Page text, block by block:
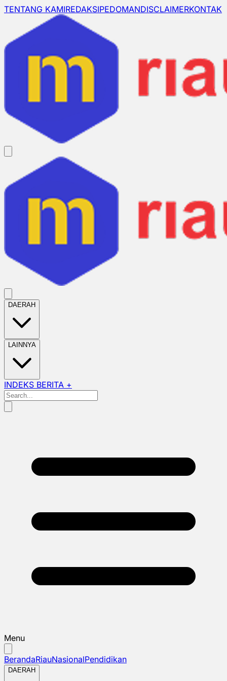
TENTANG KAMIREDAKSIPEDOMANDISCLAIMERKONTAK
DAERAH
LAINNYA
INDEKS BERITA +
Menu
BerandaRiauNasionalPendidikan
DAERAH